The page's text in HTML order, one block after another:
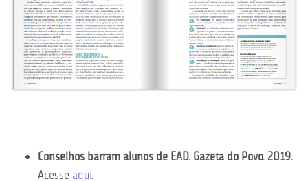
Conselhos barram alunos de EAD. Gazeta do Povo. 2019.
Acesse aqui.